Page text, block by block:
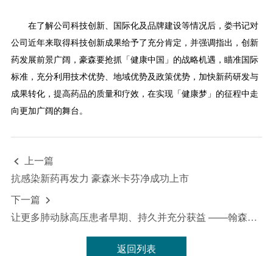
在了解公司科技创新、国际化及品牌建设等情况后，娄书记对
公司近年来取得科技创新成果给予了充分肯定，并强调指出，创新
药发展前景广阔，豪森要抢抓「健康中国」的战略机遇，瞄准国际
标准，充分利用技术优势、地域优势及政策优势，加快新药研发与
成果转化，提高药品的质量和疗效，在实现「健康梦」的征程中走
向更加广阔的舞台。
 上一篇
抗感染新药再发力 豪森米卡芬净成功上市
下一篇 
让更多肺动脉高压患者早期、持久并充分获益 ——翰森普诺安（安立生坦片）全国上市会
返回列表